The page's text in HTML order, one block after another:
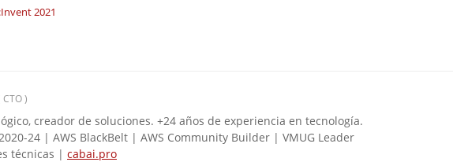
2021
CTO)
creador de soluciones. +24 años de experiencia en tecnologí­a.
24 | AWS BlackBelt | AWS Community Builder | VMUG Leader
técnicas | cabai.pro